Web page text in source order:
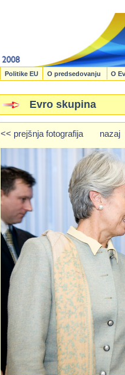
Politike EU O predsedovanju O
Evro skupina
<< prejšnja fotografija nazaj